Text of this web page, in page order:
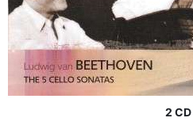
CD 34 - 49 охватывают ранних
Паганини, Берлиоза и Шопена
- 69 включает поздних
Дворжака, Грига и
Вагнера CD 70 - 78
веков - Малера, Дебюсси,
CD 79 - 100 включает шедевры
Стравинского до Мессии. На2 CD